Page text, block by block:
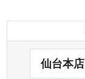
仙台本店